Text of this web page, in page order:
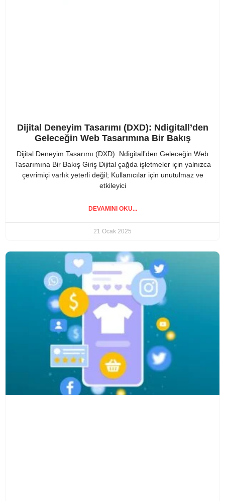
Dijital Deneyim Tasarımı (DXD): Ndigitall’den
Geleceğin Web Tasarımına Bir Bakış
Dijital Deneyim Tasarımı (DXD): Ndigitall’den Geleceğin Web
Tasarımına Bir Bakış Giriş Dijital çağda işletmeler için yalnızca
çevrimiçi varlık yeterli değil; Kullanıcılar için unutulmaz ve
etkileyici
DEVAMINI OKU...
21 Ocak 2025